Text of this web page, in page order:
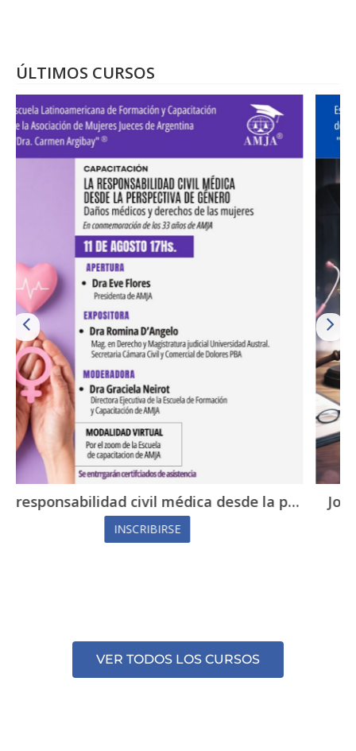
ÚLTIMOS CURSOS
Jornada de capacitación: “La salud de la…
INSCRIBIRSE
VER TODOS LOS CURSOS